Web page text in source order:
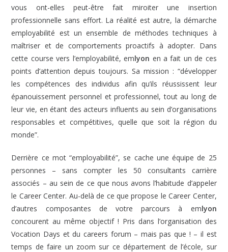
vous ont-elles peut-être fait miroiter une insertion
professionnelle sans effort. La réalité est autre, la démarche
employabilité est un ensemble de méthodes techniques à
maîtriser et de comportements proactifs à adopter. Dans
cette course vers l’employabilité, emlyon en a fait un de ces
points d’attention depuis toujours. Sa mission : “développer
les compétences des individus afin qu’ils réussissent leur
épanouissement personnel et professionnel, tout au long de
leur vie, en étant des acteurs influents au sein d’organisations
responsables et compétitives, quelle que soit la région du
monde”.
Derrière ce mot “employabilité”, se cache une équipe de 25
personnes – sans compter les 50 consultants carrière
associés – au sein de ce que nous avons l’habitude d’appeler
le Career Center. Au-delà de ce que propose le Career Center,
d’autres composantes de votre parcours à emlyon
concourent au même objectif ! Pris dans l’organisation des
Vocation Days et du careers forum – mais pas que ! – il est
temps de faire un zoom sur ce département de l’école, sur